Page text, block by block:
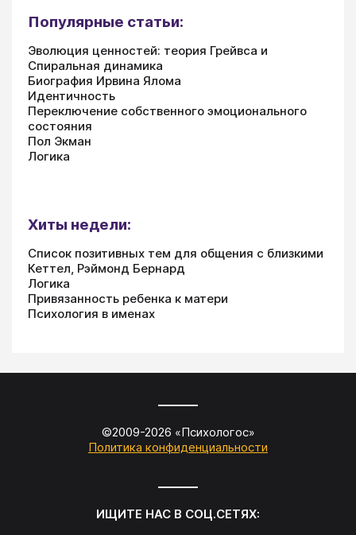
Популярные статьи:
Эволюция ценностей: теория Грейвса и
Спиральная динамика
Биография Ирвина Ялома
Идентичность
Переключение собственного эмоционального
состояния
Пол Экман
Логика
Хиты недели:
Список позитивных тем для общения с близкими
Кеттел, Рэймонд Бернард
Логика
Привязанность ребенка к матери
Психология в именах
©2009-2026 «Психологос»
Политика конфиденциальности
ИЩИТЕ НАС В СОЦ.СЕТЯХ: